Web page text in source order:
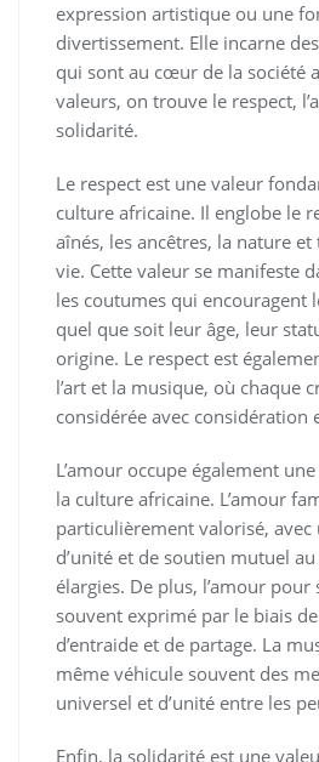
expression artistique ou une
divertissement. Elle incarne
qui sont au cœur de la société
valeurs, on trouve le respect,
solidarité.
Le respect est une valeur
culture africaine. Il englobe le
aînés, les ancêtres, la nature
vie. Cette valeur se manifeste
les coutumes qui encouragent
quel que soit leur âge, leur
origine. Le respect est
l’art et la musique, où chaque
considérée avec considération
L’amour occupe également
la culture africaine. L’amour
particulièrement valorisé,
d’unité et de soutien mutuel
élargies. De plus, l’amour
souvent exprimé par le biais
d’entraide et de partage. La
même véhicule souvent des
universel et d’unité entre les
Enfin, la solidarité est une